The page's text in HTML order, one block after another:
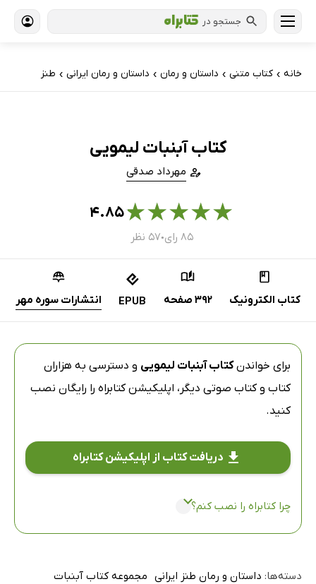
جستجو در
خانه › کتاب‌ متنی › داستان و رمان › داستان و رمان ایرانی › طنز
کتاب آبنبات لیمویی
مهرداد صدقی
★
★
★
★
★۴.۸۵
۸۵ رای ● ۵۷ نظر
کتاب الکترونیک 392 صفحه EPUB انتشارات سوره مهر
برای خواندنکتاب آبنبات لیمویی و دسترسی به هزاران
کتاب و کتاب صوتی دیگر، اپلیکیشن کتابراه را رایگان نصب
کنید.
دریافت کتاب از اپلیکیشن کتابراه
چرا کتابراه را نصب کنم؟
دسته‌ها: داستان و رمان طنز ایرانی مجموعه کتاب آبنبات